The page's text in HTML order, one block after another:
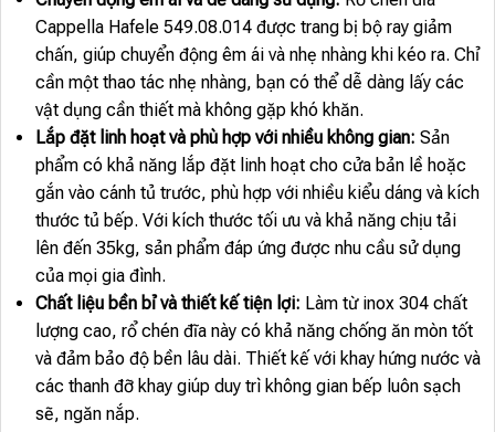
Cappella Hafele 549.08.014 được trang bị bộ ray giảm
chấn, giúp chuyển động êm ái và nhẹ nhàng khi kéo ra. Chỉ
cần một thao tác nhẹ nhàng, bạn có thể dễ dàng lấy các
vật dụng cần thiết mà không gặp khó khăn.
Lắp đặt linh hoạt và phù hợp với nhiều không gian: Sản
phẩm có khả năng lắp đặt linh hoạt cho cửa bản lề hoặc
gắn vào cánh tủ trước, phù hợp với nhiều kiểu dáng và kích
thước tủ bếp. Với kích thước tối ưu và khả năng chịu tải
lên đến 35kg, sản phẩm đáp ứng được nhu cầu sử dụng
của mọi gia đình.
Chất liệu bền bỉ và thiết kế tiện lợi: Làm từ inox 304 chất
lượng cao, rổ chén đĩa này có khả năng chống ăn mòn tốt
và đảm bảo độ bền lâu dài. Thiết kế với khay hứng nước và
các thanh đỡ khay giúp duy trì không gian bếp luôn sạch
sẽ, ngăn nắp.